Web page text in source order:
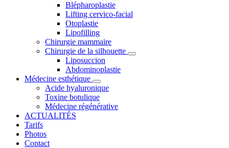
Blépharoplastie
Lifting cervico-facial
Otoplastie
Lipofilling
Chirurgie mammaire
Chirurgie de la silhouette
Liposuccion
Abdominoplastie
Médecine esthétique
Acide hyaluronique
Toxine botulique
Médecine régénérative
ACTUALITÉS
Tarifs
Photos
Contact